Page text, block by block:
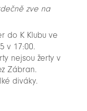
zve na
do K Klubu ve
v 17:00.
nejsou žerty v
Zábran.
diváky.